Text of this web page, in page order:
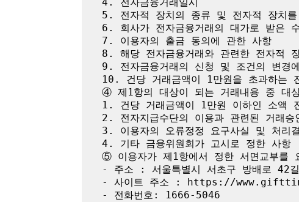
5. 전자적 장치의 종류 및 전자적 장치
6. 회사가 전자금융거래의 대가로 받은
7. 이용자의 출금 동의에 관한 사항
8. 해당 전자금융거래와 관련한 전자적
9. 전자금융거래의 신청 및 조건의 변경
10. 건당 거래금액이 1만원을 초과하는
④ 제1항의 대상이 되는 거래내용 중 대
1. 건당 거래금액이 1만원 이하인 소액
2. 전자지급수단의 이용과 관련된 거래승
3. 이용자의 오류정정 요구사실 및 처리
4. 기타 금융위원회가 고시로 정한 사항
⑤ 이용자가 제1항에서 정한 서면교부를
- 주소 : 서울특별시 서초구 방배로
- 사이트 주소 : https://
- 전화번호: 1666-5046